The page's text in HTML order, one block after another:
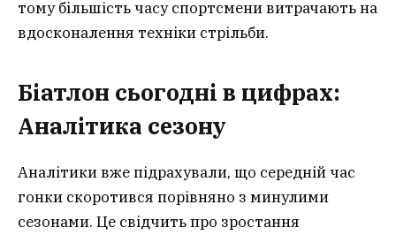
тому більшість часу спортсмени витрачають на
вдосконалення техніки стрільби.
Біатлон сьогодні в цифрах:
Аналітика сезону
Аналітики вже підрахували, що середній час
гонки скоротився порівняно з минулими
сезонами. Це свідчить про зростання